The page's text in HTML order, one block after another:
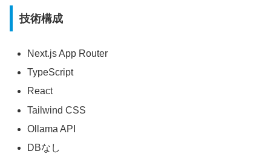
技術構成
Next.js App Router
TypeScript
React
Tailwind CSS
Ollama API
DBなし